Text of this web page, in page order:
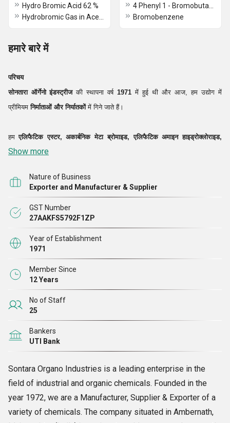
Hydro Bromic Acid 62 %
Bromobenzene
हमारे बारे में
परिचय
सोनतारा ऑर्गेनो इंडस्ट्रीजकी स्थापना वर्ष 1971 में हुई थी और आज, हम उद्योग में
प्रीमियमनिर्माताओं और निर्यातकोंमें गिने जाते हैं।
हमएलिफैटिक एस्टर, अकार्बनिक मेटा ब्रोमाइड, एलिफैटिक अमाइन हाइड्रोक्लोराइड,
अकार्बनिक ब्रोमाइड, एरोमैटिक ब्रोमाइड, लिथियम कम्पाउंड, ऑर्गेनिक ब्रोमाइड, एरोमैटिक
करते हैं। हम 1bromo 3 क्लोरोप्रोपेन और 3-डाइमिथाइल एमिनो-1-प्रोपाइलक्लोराइड
हाइड्रोक्लोराइड के पहले भारतीय वाणिज्यिक उत्पादक भी हैं।
हमारे बारे में
सोनतारा ऑर्गेनो इंडस्ट्रीजऔद्योगिक और जैविक रसायनों के क्षेत्र में एक अग्रणी उद्यम है।
हैं। अम्बरनाथ, महाराष्ट्र (भारत) स्थित साझेदारी कंपनी में स्थित कंपनी का प्रबंधन वर्तमान
1-ब्रोमो-3-क्लोरोप्रोपेन, 1-पेंटाइल ब्रोमाइड, 11-ब्रोमोंडेकोनिक एसिड, 4-ब्रोमो
सुनिश्चित करते हैं कि सभी गतिविधियाँ व्यवस्थित और सर्वोत्तम संभव तरीके से की जाएं।
Show more
Nature of Business
Exporter and Manufacturer & Supplier
GST Number
27AAKFS5792F1ZP
Year of Establishment
1971
Member Since
12 Years
No of Staff
25
Bankers
UTI Bank
Sontara Organo Industries is a leading enterprise in the
field of industrial and organic chemicals. Founded in the
year 1972, we are a Manufacturer, Supplier & Exporter of a
variety of chemicals. The company situated in Ambernath,